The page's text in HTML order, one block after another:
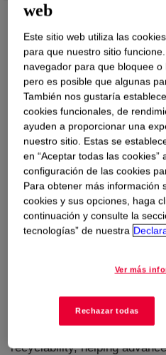
Qué esELITE™ 5940ST
Resin?
Enhanced polyethylene
excellent balance of
to excellent processability
product supports
recyclability, helping
web
Este sitio web utiliza las
para que nuestro sitio
navegador para que bloquee
pero es posible que algunas
También nos gustaría
cookies funcionales, de
ayuden a proporcionar una
nuestro sitio. Estas se
en “Aceptar todas las
configuración de las cookies
Para obtener más información
cookies y sus opciones, haga
continuación y consulte la
tecnologías” de nuestra
Ver más
Rechazar todas